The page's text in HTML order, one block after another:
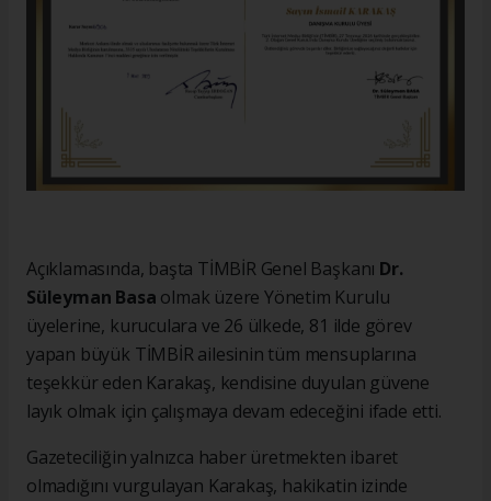
Açıklamasında, başta TİMBİR Genel Başkanı Dr.
Süleyman Basa olmak üzere Yönetim Kurulu
üyelerine, kuruculara ve 26 ülkede, 81 ilde görev
yapan büyük TİMBİR ailesinin tüm mensuplarına
teşekkür eden Karakaş, kendisine duyulan güvene
layık olmak için çalışmaya devam edeceğini ifade etti.
Gazeteciliğin yalnızca haber üretmekten ibaret
olmadığını vurgulayan Karakaş, hakikatin izinde